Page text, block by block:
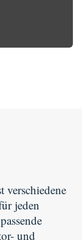
verschiedene
jeden
und